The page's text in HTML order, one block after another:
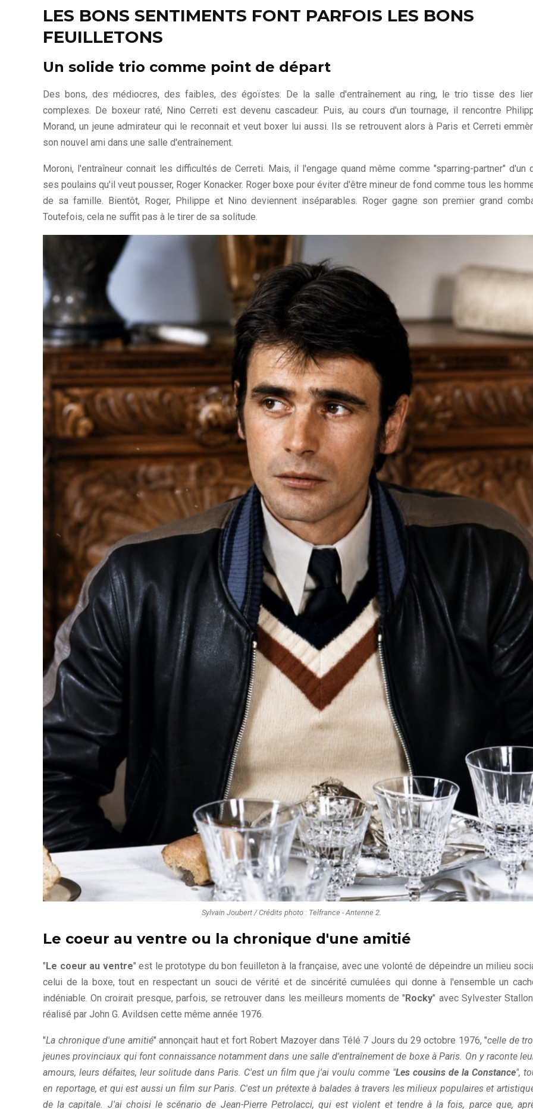
LES BONS SENTIMENTS FONT PARFOIS LES BONS
FEUILLETONS
Un solide trio comme point de départ
Des bons, des médiocres, des faibles, des égoïstes. De la salle d'entraînement au ring, le trio tisse des
complexes. De boxeur raté, Nino Cerreti est devenu cascadeur. Puis, au cours d'un tournage, il rencontre
Morand, un jeune admirateur qui le reconnait et veut boxer lui aussi. Ils se retrouvent alors à Paris et Cerreti
son nouvel ami dans une salle d'entraînement.
Moroni, l'entraîneur connait les difficultés de Cerreti. Mais, il l'engage quand même comme "sparring-partner" d'un
ses poulains qu'il veut pousser, Roger Konacker. Roger boxe pour éviter d'être mineur de fond comme tous les
de sa famille. Bientôt, Roger, Philippe et Nino deviennent inséparables. Roger gagne son premier grand
Toutefois, cela ne suffit pas à le tirer de sa solitude.
Sylvain Joubert / Crédits photo : Telfrance - Antenne 2.
Le coeur au ventre ou la chronique d'une amitié
" Le coeur au ventre" est le prototype du bon feuilleton à la française, avec une volonté de dépeindre un milieu
celui de la boxe, tout en respectant un souci de vérité et de sincérité cumulées qui donne à l'ensemble un
indéniable. On croirait presque, parfois, se retrouver dans les meilleurs moments de " Rocky" avec Sylvester
réalisé par John G. Avildsen cette même année 1976.
"La chronique d'une amitié" annonçait haut et fort Robert Mazoyer dans Télé 7 Jours du 29 octobre 1976, "celle de
jeunes provinciaux qui font connaissance notamment dans une salle d'entraînement de boxe à Paris. On y raconte
amours, leurs défaites, leur solitude dans Paris. C'est un film que j'ai voulu comme "Les cousins de la Constance",
en reportage, et qui est aussi un film sur Paris. C'est un prétexte à balades à travers les milieux populaires et
de la capitale. J'ai choisi le scénario de Jean-Pierre Petrolacci, qui est violent et tendre à la fois, parce que,